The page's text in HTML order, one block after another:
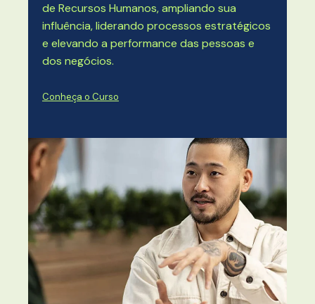
de Recursos Humanos, ampliando sua
influência, liderando processos estratégicos
e elevando a performance das pessoas e
dos negócios.
Conheça o Curso